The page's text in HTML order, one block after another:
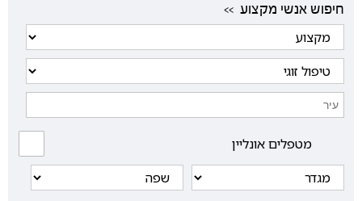
<< חיפוש אנשי מקצוע
מטפלים אונליין